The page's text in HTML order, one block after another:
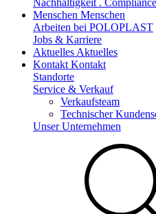
Nachhaltigkeit . Compliance
Menschen Menschen
Arbeiten bei POLOPLAST
Jobs & Karriere
Aktuelles Aktuelles
Kontakt Kontakt
Standorte
Service & Verkauf
Verkaufsteam
Technischer
Unser Unternehmen